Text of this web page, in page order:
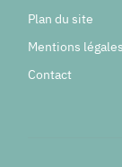
Plan du site
Mentions
Contact